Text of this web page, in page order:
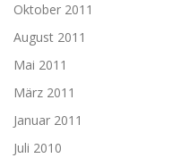
Oktober 2011
August 2011
Mai 2011
März 2011
Januar 2011
Juli 2010